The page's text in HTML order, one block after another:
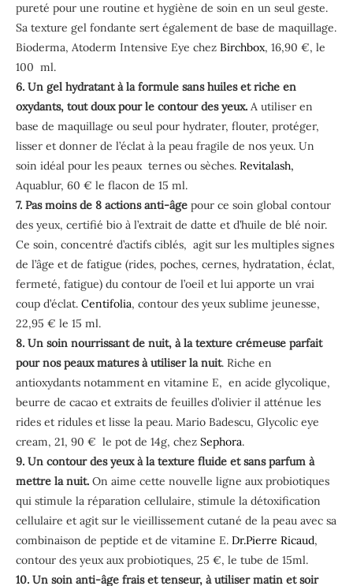
pureté pour une routine et hygiène de soin en un seul geste.
Sa texture gel fondante sert également de base de maquillage.
Bioderma, Atoderm Intensive Eye chez Birchbox, 16,90 €, le
100 ml.
6. Un gel hydratant à la formule sans huiles et riche en
oxydants, tout doux pour le contour des yeux. A utiliser en
base de maquillage ou seul pour hydrater, flouter, protéger,
lisser et donner de l’éclat à la peau fragile de nos yeux. Un
soin idéal pour les peaux ternes ou sèches. Revitalash,
Aquablur, 60 € le flacon de 15 ml.
7. Pas moins de 8 actions anti-âge pour ce soin global contour
des yeux, certifié bio à l’extrait de datte et d’huile de blé noir.
Ce soin, concentré d’actifs ciblés, agit sur les multiples signes
de l’âge et de fatigue (rides, poches, cernes, hydratation, éclat,
fermeté, fatigue) du contour de l’oeil et lui apporte un vrai
coup d’éclat. Centifolia, contour des yeux sublime jeunesse,
22,95 € le 15 ml.
8. Un soin nourrissant de nuit, à la texture crémeuse parfait
pour nos peaux matures à utiliser la nuit. Riche en
antioxydants notamment en vitamine E, en acide glycolique,
beurre de cacao et extraits de feuilles d’olivier il atténue les
rides et ridules et lisse la peau. Mario Badescu, Glycolic eye
cream, 21, 90 € le pot de 14g, chez Sephora.
9. Un contour des yeux à la texture fluide et sans parfum à
mettre la nuit. On aime cette nouvelle ligne aux probiotiques
qui stimule la réparation cellulaire, stimule la détoxification
cellulaire et agit sur le vieillissement cutané de la peau avec sa
combinaison de peptide et de vitamine E. Dr.Pierre Ricaud,
contour des yeux aux probiotiques, 25 €, le tube de 15ml.
10. Un soin anti-âge frais et tenseur, à utiliser matin et soir